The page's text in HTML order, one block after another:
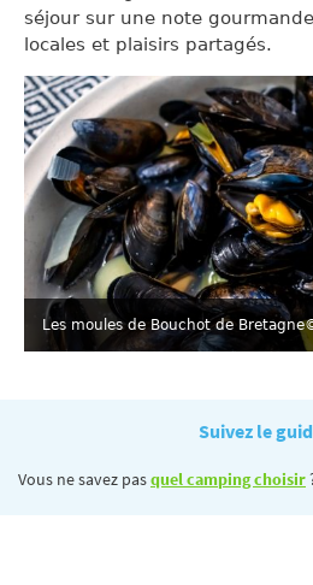
séjour sur une note
locales et plaisirs partagés.
Les moules de Bouchot de Bretagne
Suivez le
Vous ne savez pasquel camping choisir